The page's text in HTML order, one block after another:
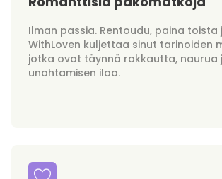
Ilman passia. Rentoudu, paina toista
WithLoven kuljettaa sinut tarinoiden
jotka ovat täynnä rakkautta, naurua
unohtamisen iloa.